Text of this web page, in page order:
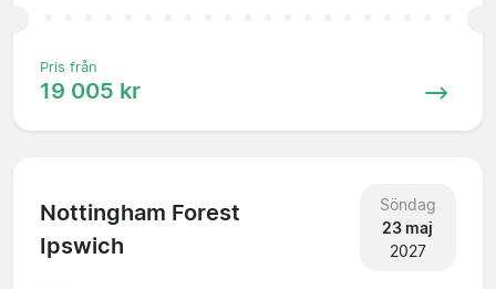
Pris från
19 005 kr
Nottingham Forest
Ipswich
Söndag
23 maj
2027